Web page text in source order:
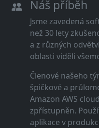
Náš příběh
Jsme zavedená
než 30 lety
a z různých
oblasti viděli
Členové našeho
špičkové a
Amazon AWS
zpřístupněn.
aplikace v